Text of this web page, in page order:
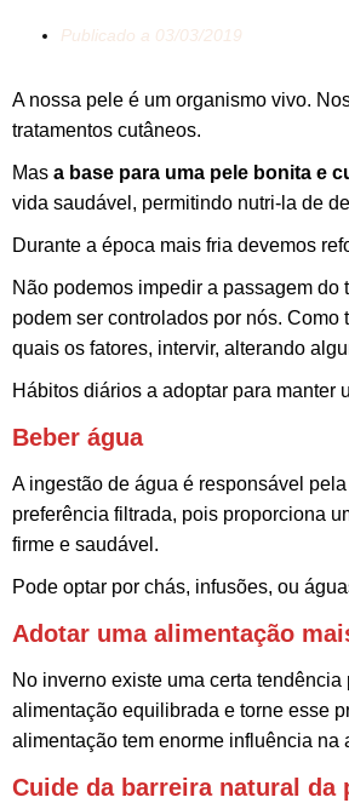
Publicado a 03/03/2019
A nossa pele é um organismo vivo.
tratamentos cutâneos.
Mas a base para uma pele bonita e
vida saudável, permitindo nutri-la de
Durante a época mais fria devemos
Não podemos impedir a passagem
podem ser controlados por nós.
quais os fatores, intervir, alterando
Hábitos diários a adoptar para manter
Beber água
A ingestão de água é responsável
preferência filtrada, pois proporciona
firme e saudável.
Pode optar por chás, infusões, ou
Adotar uma alimentação
No inverno existe uma certa
alimentação equilibrada e torne esse
alimentação tem enorme influência na
Cuide da barreira natural da